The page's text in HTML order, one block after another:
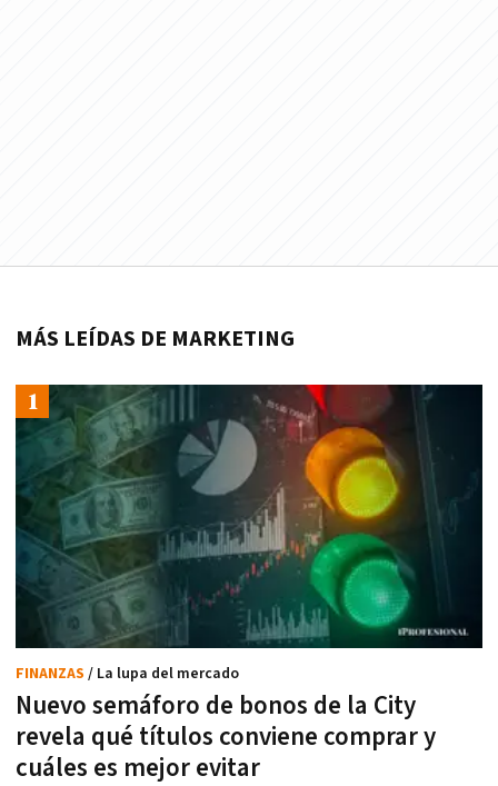
MÁS LEÍDAS DE MARKETING
Nuevo semáforo de bonos de la City
revela qué títulos conviene comprar y
cuáles es mejor evitar
FINANZAS / La lupa del mercado